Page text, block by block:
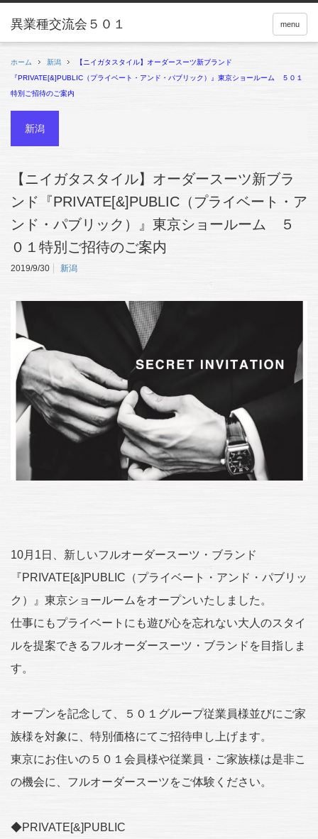
menu
ホーム 新潟
【ニイガタスタイル】オーダースーツ新ブランド
『PRIVATE[&]PUBLIC（プライベート・アンド・パブリック）』東京ショールーム ５０１
特別ご招待のご案内
新潟
【ニイガタスタイル】オーダースーツ新ブラ
ンド『PRIVATE[&]PUBLIC（プライベート・ア
ンド・パブリック）』東京ショールーム ５
０１特別ご招待のご案内
2019/9/30 新潟
10月1日、新しいフルオーダースーツ・ブランド
『PRIVATE[&]PUBLIC（プライベート・アンド・パブリッ
ク）』東京ショールームをオープンいたしました。
仕事にもプライベートにも遊び心を忘れない大人のスタイ
ルを提案できるフルオーダースーツ・ブランドを目指しま
す。
オープンを記念して、５０１グループ従業員様並びにご家
族様を対象に、特別価格にてご招待申し上げます。
東京にお住いの５０１会員様や従業員・ご家族様は是非こ
の機会に、フルオーダースーツをご体験ください。
◆PRIVATE[&]PUBLIC